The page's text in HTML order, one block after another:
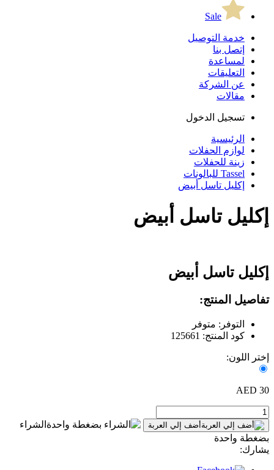
Sale
خدمة التوصيل
إتصل بنا
لمساعدة
التعليقات
عن الشركة
مقالات
تسجيل الدخول
الرئيسية
لوازم الحفلات
زينة للحفلات
Tassel للبالونات
إكليل تاسل أبيض
إكليل تاسل أبيض
إكليل تاسل أبيض
تفاصيل المنتج:
التوفر: متوفر
كود المنتج: 125661
إختر اللون:
30 AED
أضف إلي العربة
الشراء
بضغطة واحدة
يشارك: